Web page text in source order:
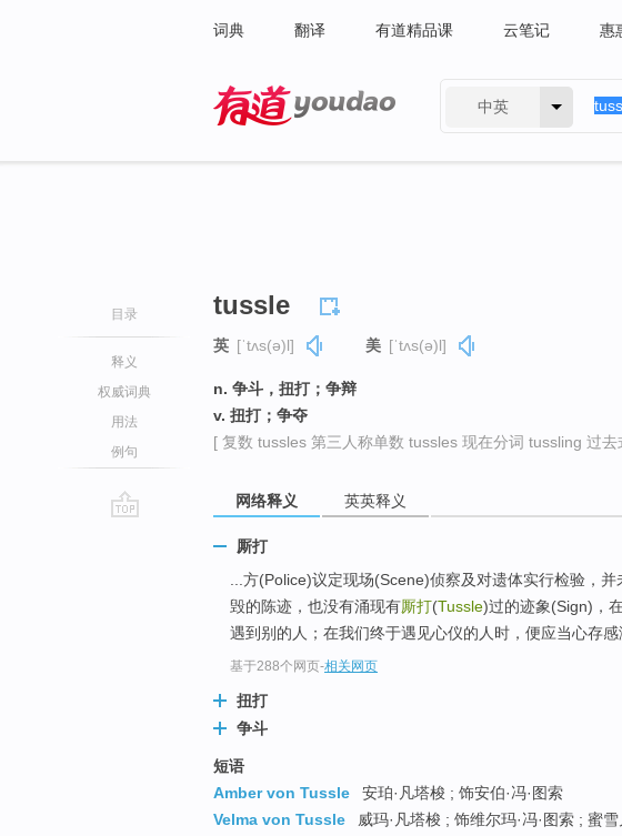
词典 翻译 有道精品课 云笔记 惠
中英
目录
释义
权威词典
用法
例句
tussle
英 [ˈtʌs(ə)l] 美 [ˈtʌs(ə)l]
n. 争斗，扭打；争辩
v. 扭打；争夺
[ 复数 tussles 第三人称单数 tussles 现在分词 tussling 过
网络释义 英英释义
厮打
...方(Police)议定现场(Scene)侦察及对遗体实行检验，
毁的陈迹，也没有涌现有厮打(Tussle)过的迹象(Sign)，
遇到别的人；在我们终于遇见心仪的人时，便应当心存感
基于288个网页-相关网页
扭打
争斗
短语
Amber von Tussle
安珀·凡塔梭 ; 饰安伯·冯·图索
Velma von Tussle
威玛·凡塔梭 ; 饰维尔玛·冯·图索 ; 蜜